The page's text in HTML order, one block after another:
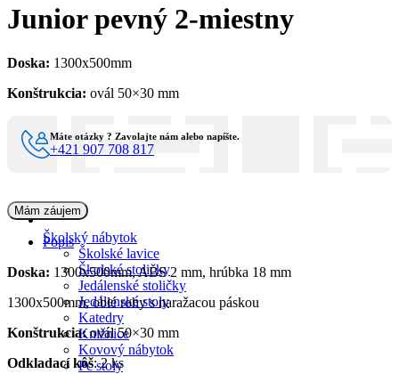
Školský nábytok
Školské lavice
Školské stoličky
Jedálenské stoličky
Jedálenské stoly
Katedry
Knižnice
Kovový nábytok
Pc stoly
Junior pevný 2-miestny
Doska: 1300x500mm
Konštrukcia: ovál 50×30 mm
Máte otázky ? Zavolajte nám alebo napíšte.
+421 907 708 817
Mám záujem
Popis
Doska: 1300x500mm, ABS 2 mm, hrúbka 18 mm
1300x500mm, oblé rohy s naražacou páskou
Konštrukcia:ovál 50×30 mm
Odkladací kôš: 2 ks